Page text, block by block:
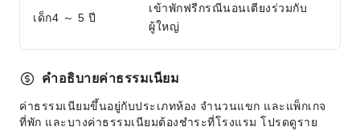
บริการซักรีด
พื้นที่สาธารณะ
อินเทอร์เน็ตไร้สายส่วนกลาง
ตู้ขายของอัตโนมัติ
เด็ก4 ～ 5 ปี
เข้าพักฟรีกรณีนอนเตียงร่วมกับ
ผู้ใหญ่
คำอธิบายค่าธรรมเนียม
ค่าธรรมเนียมขึ้นอยู่กับประเภทห้อง จำนวนแขก และแพ็กเกจ
ที่พัก และบางค่าธรรมเนียมต้องชำระที่โรงแรม โปรดดูราย